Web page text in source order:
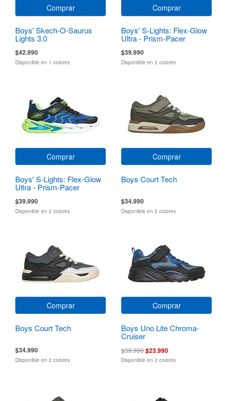
Comprar
Boys' Skech-O-Saurus
Lights 3.0
$42.990
Disponible en 1 colores
Comprar
Boys' S-Lights: Flex-Glow
Ultra - Prism-Pacer
$39.990
Disponible en 2 colores
Comprar
Boys' S-Lights: Flex-Glow
Ultra - Prism-Pacer
$39.990
Disponible en 2 colores
Comprar
Boys Court Tech
$34.990
Disponible en 2 colores
Comprar
Boys Court Tech
$34.990
Disponible en 2 colores
Comprar
Boys Uno Lite Chroma-
Cruiser
$39.990$23.990
Disponible en 3 colores